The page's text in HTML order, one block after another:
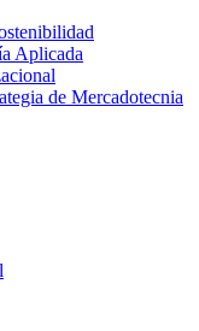
Aplicada
de Mercadotecnia